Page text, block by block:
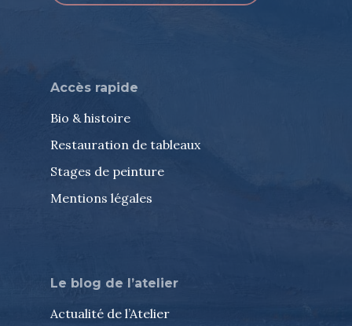
Accès rapide
Bio & histoire
Restauration de tableaux
Stages de peinture
Mentions légales
Le blog de l’atelier
Actualité de l’Atelier